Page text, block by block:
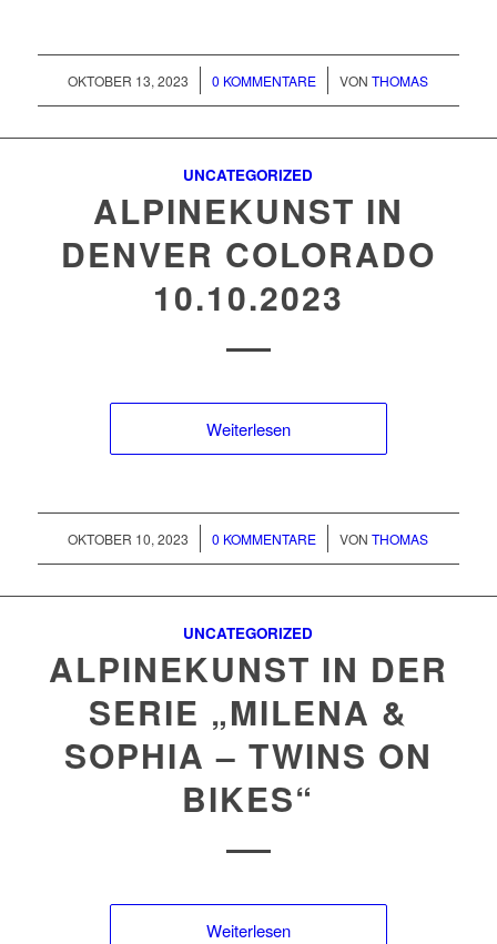
OKTOBER 13, 2023
/ 0 KOMMENTARE
/ VONTHOMAS
UNCATEGORIZED
ALPINEKUNST IN
DENVER COLORADO
10.10.2023
Weiterlesen
OKTOBER 10, 2023
/ 0 KOMMENTARE
/ VONTHOMAS
UNCATEGORIZED
ALPINEKUNST IN DER
SERIE „MILENA &
SOPHIA – TWINS ON
BIKES“
Weiterlesen